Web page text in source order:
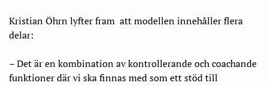
Kristian Öhrn lyfter fram att modellen innehåller flera
delar:
– Det är en kombination av kontrollerande och coachande
funktioner där vi ska finnas med som ett stöd till